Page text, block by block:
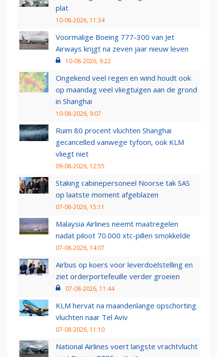
plat
10-08-2026, 11:34
Voormalige Boeing 777-300 van Jet
Airways krijgt na zeven jaar nieuw leven
10-08-2026, 9:22
Ongekend veel regen en wind houdt ook
op maandag veel vliegtuigen aan de grond
in Shanghai
10-08-2026, 9:07
Ruim 80 procent vluchten Shanghai
gecancelled vanwege tyfoon, ook KLM
vliegt niet
09-08-2026, 12:55
Staking cabinepersoneel Noorse tak SAS
op laatste moment afgeblazen
07-08-2026, 15:11
Malaysia Airlines neemt maatregelen
nadat piloot 70.000 xtc-pillen smokkelde
07-08-2026, 14:07
Airbus op koers voor leverdoelstelling en
ziet orderportefeuille verder groeien
07-08-2026, 11:44
KLM hervat na maandenlange opschorting
vluchten naar Tel Aviv
07-08-2026, 11:10
National Airlines voert langste vrachtvlucht